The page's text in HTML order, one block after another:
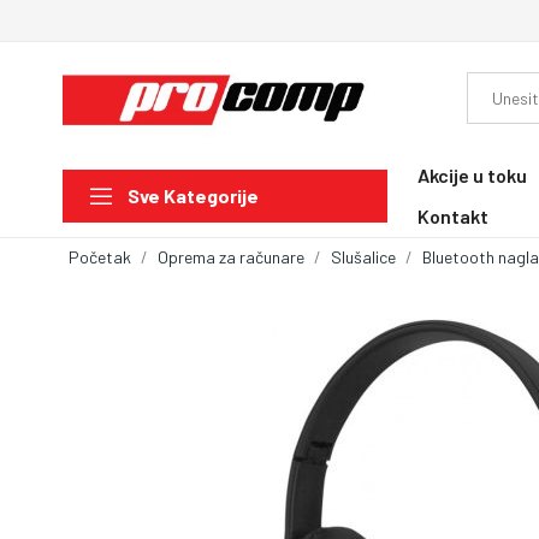
Sve Kategorije
Akcije u toku
Kontakt
Početak Oprema za računare Slušalice Bluetooth